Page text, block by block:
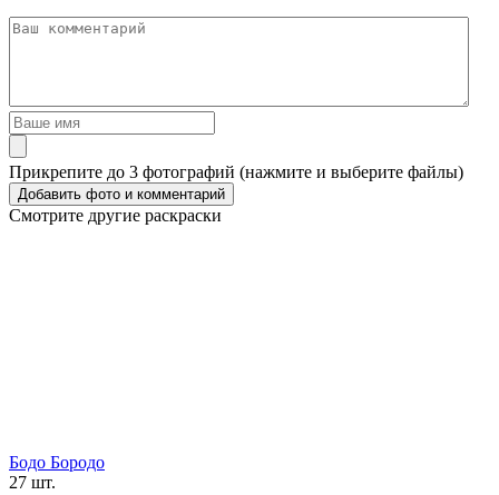
Прикрепите до 3 фотографий (нажмите и выберите файлы)
Смотрите другие раскраски
Бодо Бородо
27 шт.